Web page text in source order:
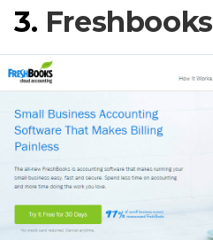
3. Freshbooks